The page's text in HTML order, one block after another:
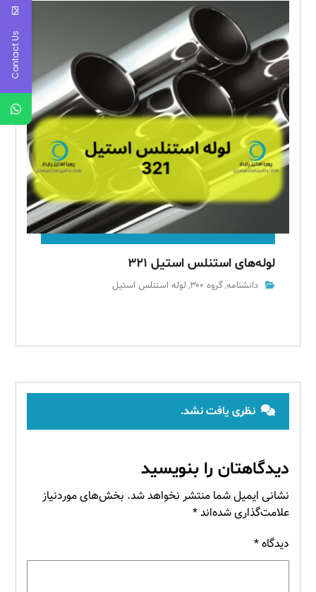
لوله‌های استنلس استیل ۳۲۱
دانشنامه,گروه ۳۰۰ , لوله استنلس استیل
نظری یافت نشد.
دیدگاهتان را بنویسید
نشانی ایمیل شما منتشر نخواهد شد. بخش‌های موردنیاز
علامت‌گذاری شده‌اند*
دیدگاه*
Contact Us